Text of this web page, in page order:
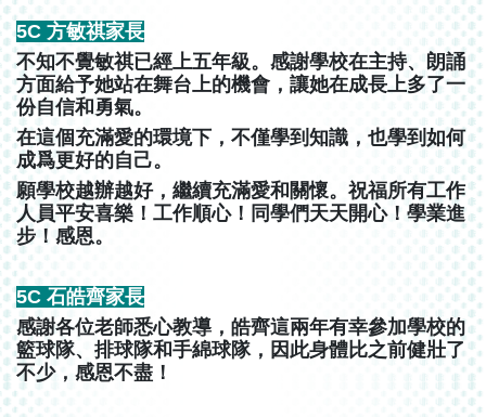
5C 方敏祺家長
不知不覺敏祺已經上五年級。感謝學校在主持、朗誦
方面給予她站在舞台上的機會，讓她在成長上多了一
份自信和勇氣。
在這個充滿愛的環境下，不僅學到知識，也學到如何
成爲更好的自己。
願學校越辦越好，繼續充滿愛和關懷。祝福所有工作
人員平安喜樂！工作順心！同學們天天開心！學業進
步！感恩。
5C 石皓齊家長
感謝各位老師悉心教導，皓齊這兩年有幸參加學校的
籃球隊、排球隊和手綿球隊，因此身體比之前健壯了
不少，感恩不盡！